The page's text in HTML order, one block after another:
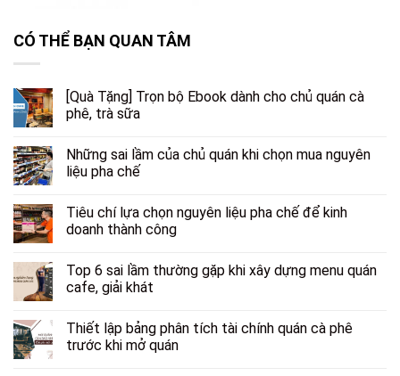
CÓ THỂ BẠN QUAN TÂM
[Quà Tặng] Trọn bộ Ebook dành cho chủ quán cà
phê, trà sữa
Những sai lầm của chủ quán khi chọn mua nguyên
liệu pha chế
Tiêu chí lựa chọn nguyên liệu pha chế để kinh
doanh thành công
Top 6 sai lầm thường gặp khi xây dựng menu quán
cafe, giải khát
Thiết lập bảng phân tích tài chính quán cà phê
trước khi mở quán